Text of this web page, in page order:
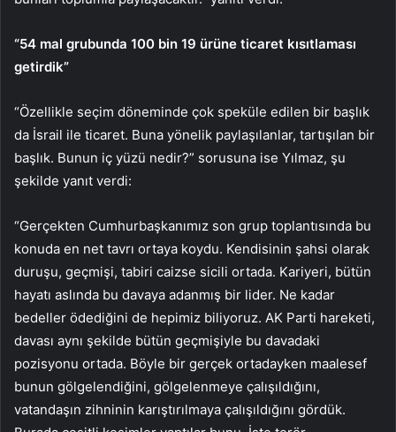
“54 mal grubunda 100 bin 19 ürüne ticaret kısıtlaması
getirdik”
“Özellikle seçim döneminde çok speküle edilen bir başlık
da İsrail ile ticaret. Buna yönelik paylaşılanlar, tartışılan bir
başlık. Bunun iç yüzü nedir?” sorusuna ise Yılmaz, şu
şekilde yanıt verdi:
“Gerçekten Cumhurbaşkanımız son grup toplantısında bu
konuda en net tavrı ortaya koydu. Kendisinin şahsi olarak
duruşu, geçmişi, tabiri caizse sicili ortada. Kariyeri, bütün
hayatı aslında bu davaya adanmış bir lider. Ne kadar
bedeller ödediğini de hepimiz biliyoruz. AK Parti hareketi,
davası aynı şekilde bütün geçmişiyle bu davadaki
pozisyonu ortada. Böyle bir gerçek ortadayken maalesef
bunun gölgelendiğini, gölgelenmeye çalışıldığını,
vatandaşın zihninin karıştırılmaya çalışıldığını gördük.